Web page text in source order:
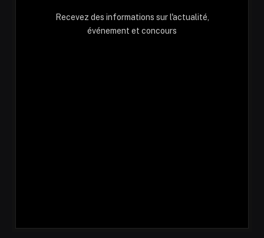
Recevez des informations sur l'actualité,
événement et concours